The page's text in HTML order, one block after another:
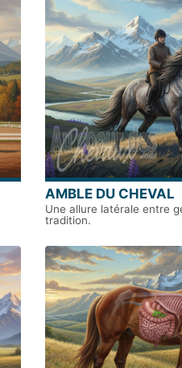
AMBLE DU CHEVAL
Une allure latérale entre
tradition.